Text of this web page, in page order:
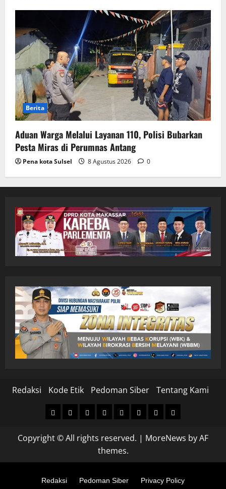
Berita
Aduan Warga Melalui Layanan 110, Polisi Bubarkan
Pesta Miras di Perumnas Antang
Pena kota Sulsel 8 Agustus 2026 0
Redaksi Kode Etik Pedoman Siber Tentang Kami
HomeNasionalHukum
Kriminal
PolitikEkonomiPendidikan
Kesehatan
Olahraga
Copyright © All rights reserved. | MoreNews by AF
themes.
Redaksi Pedoman Siber Privacy Policy